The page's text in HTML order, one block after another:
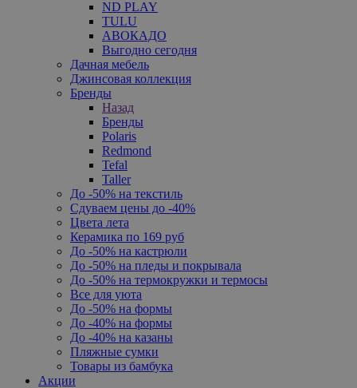
ND PLAY
TULU
АВОКАДО
Выгодно сегодня
Дачная мебель
Джинсовая коллекция
Бренды
Назад
Бренды
Polaris
Redmond
Tefal
Taller
До -50% на текстиль
Сдуваем цены до -40%
Цвета лета
Керамика по 169 руб
До -50% на кастрюли
До -50% на пледы и покрывала
До -50% на термокружки и термосы
Все для уюта
До -50% на формы
До -40% на формы
До -40% на казаны
Пляжные сумки
Товары из бамбука
Акции